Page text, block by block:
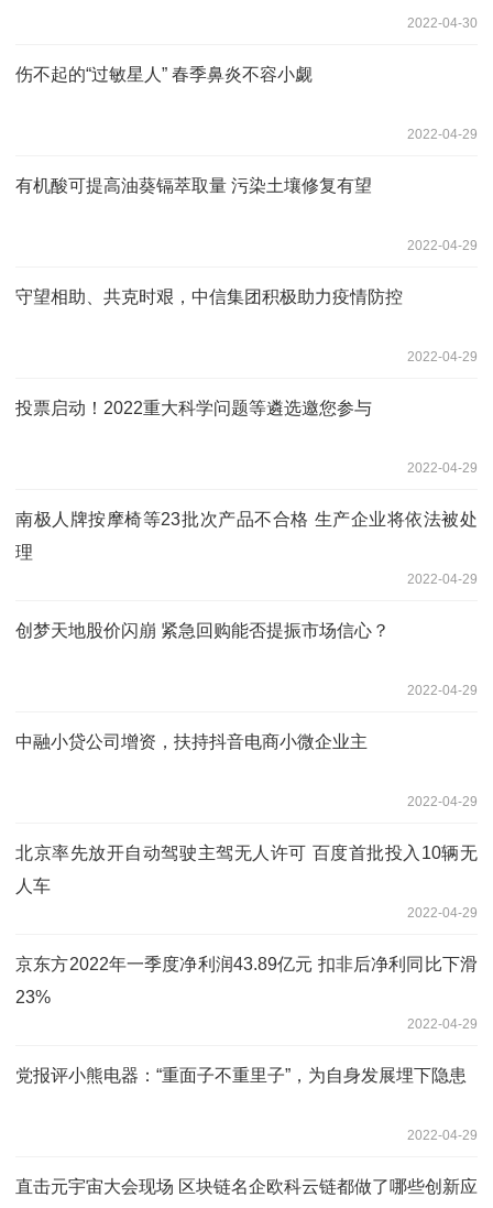
2022-04-30
伤不起的“过敏星人” 春季鼻炎不容小觑
2022-04-29
有机酸可提高油葵镉萃取量 污染土壤修复有望
2022-04-29
守望相助、共克时艰，中信集团积极助力疫情防控
2022-04-29
投票启动！2022重大科学问题等遴选邀您参与
2022-04-29
南极人牌按摩椅等23批次产品不合格 生产企业将依法被处
理
2022-04-29
创梦天地股价闪崩 紧急回购能否提振市场信心？
2022-04-29
中融小贷公司增资，扶持抖音电商小微企业主
2022-04-29
北京率先放开自动驾驶主驾无人许可 百度首批投入10辆无
人车
2022-04-29
京东方2022年一季度净利润43.89亿元 扣非后净利同比下滑
23%
2022-04-29
党报评小熊电器：“重面子不重里子”，为自身发展埋下隐患
2022-04-29
直击元宇宙大会现场 区块链名企欧科云链都做了哪些创新应